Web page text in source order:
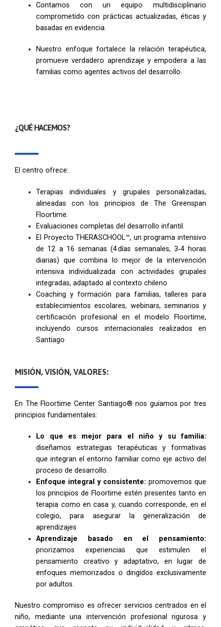
Contamos con un equipo multidisciplinario
comprometido con prácticas actualizadas, éticas y
basadas en evidencia.
Nuestro enfoque fortalece la relación terapéutica,
promueve verdadero aprendizaje y empodera a las
familias como agentes activos del desarrollo.
¿QUÉ HACEMOS?
El centro ofrece:
Terapias individuales y grupales personalizadas,
alineadas con los principios de The Greenspan
Floortime.
Evaluaciones completas del desarrollo infantil.
El Proyecto THERASCHOOL™, un programa intensivo
de 12 a 16 semanas (4 días semanales, 3‑4 horas
diarias) que combina lo mejor de la intervención
intensiva individualizada con actividades grupales
integradas, adaptado al contexto chileno
Coaching y formación para familias, talleres para
establecimientos escolares, webinars, seminarios y
certificación profesional en el modelo Floortime,
incluyendo cursos internacionales realizados en
Santiago
MISIÓN, VISIÓN, VALORES:
En The Floortime Center Santiago® nos guiamos por tres
principios fundamentales:
Lo que es mejor para el niño y su familia:
diseñamos estrategias terapéuticas y formativas
que integran el entorno familiar como eje activo del
proceso de desarrollo.
Enfoque integral y consistente: promovemos que
los principios de Floortime estén presentes tanto en
terapia como en casa y, cuando corresponde, en el
colegio, para asegurar la generalización de
aprendizajes
Aprendizaje basado en el pensamiento:
priorizamos experiencias que estimulen el
pensamiento creativo y adaptativo, en lugar de
enfoques memorizados o dirigidos exclusivamente
por adultos.
Nuestro compromiso es ofrecer servicios centrados en el
niño, mediante una intervención profesional rigurosa y